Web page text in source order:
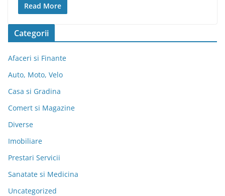
Read More
Categorii
Afaceri si Finante
Auto, Moto, Velo
Casa si Gradina
Comert si Magazine
Diverse
Imobiliare
Prestari Servicii
Sanatate si Medicina
Uncategorized